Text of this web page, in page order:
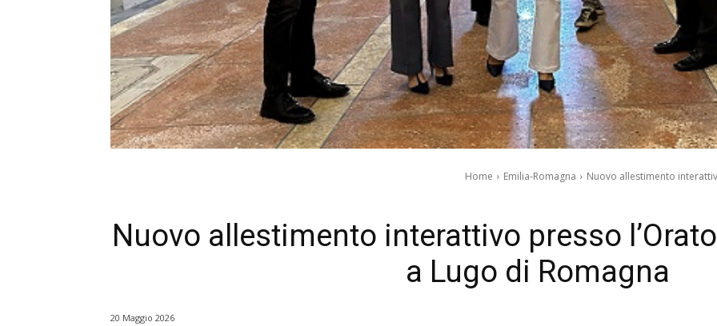
Home Emilia-Romagna Nuovo allestimento
Nuovo allestimento interattivo presso
a Lugo di Romagna
20 Maggio 2026